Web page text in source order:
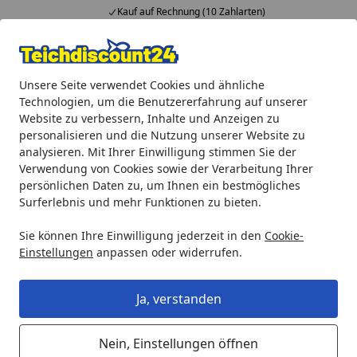
Unsere Seite verwendet Cookies und ähnliche
Technologien, um die Benutzererfahrung auf unserer
Website zu verbessern, Inhalte und Anzeigen zu
personalisieren und die Nutzung unserer Website zu
analysieren. Mit Ihrer Einwilligung stimmen Sie der
Verwendung von Cookies sowie der Verarbeitung Ihrer
persönlichen Daten zu, um Ihnen ein bestmögliches
Surferlebnis und mehr Funktionen zu bieten.
Sie können Ihre Einwilligung jederzeit in den Cookie-
Einstellungen anpassen oder widerrufen.
Ja, verstanden
Nein, Einstellungen öffnen
Kauf auf Rechnung (10 Zahlarten)
Alle Produkte
Mein Konto
Suchen
Startseite
Gardenforma Feuerschutz Glasumrandung passend zu
Gardenforma Feuerschutz
Glasumrandung passend zu Gas
Feuerstellen Montreal und Rova
Bar